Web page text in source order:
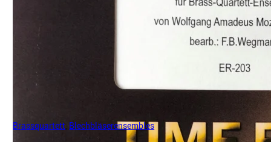
Brassquartett Blechbläserensembles